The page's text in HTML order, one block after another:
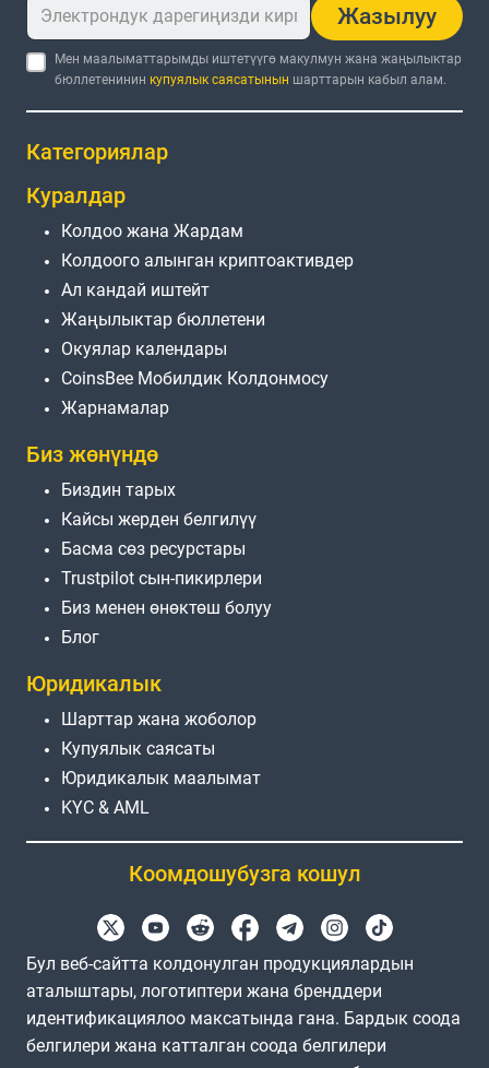
Жазылуу
Мен маалыматтарымды иштетүүгө макулмун жана жаңылыктар
бюллетенинин купуялык саясатынын шарттарын кабыл алам.
Категориялар
Куралдар
Колдоо жана Жардам
Колдоого алынган криптоактивдер
Ал кандай иштейт
Жаңылыктар бюллетени
Окуялар календары
CoinsBee Мобилдик Колдонмосу
Жарнамалар
Биз жөнүндө
Биздин тарых
Кайсы жерден белгилүү
Басма сөз ресурстары
Trustpilot сын-пикирлери
Биз менен өнөктөш болуу
Блог
Юридикалык
Шарттар жана жоболор
Купуялык саясаты
Юридикалык маалымат
KYC & AML
Коомдошубузга кошул
Бул веб-сайтта колдонулган продукциялардын
аталыштары, логотиптери жана бренддери
идентификациялоо максатында гана. Бардык соода
белгилери жана катталган соода белгилери